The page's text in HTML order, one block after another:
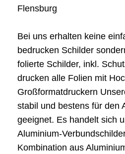
Flensburg
Bei uns erhalten keine
bedrucken Schilder
folierte Schilder, inkl.
drucken alle Folien mit
Großformatdruckern
stabil und bestens für den
geeignet. Es handelt sich
Aluminium-
Kombination aus